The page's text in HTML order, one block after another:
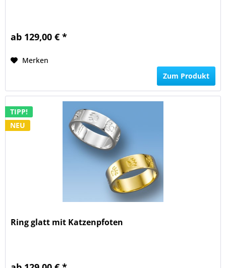
ab 129,00 € *
Merken
Zum Produkt
TIPP!
NEU
Ring glatt mit Katzenpfoten